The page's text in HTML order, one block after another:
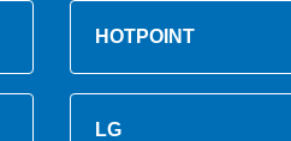
HOTPOINT
LG